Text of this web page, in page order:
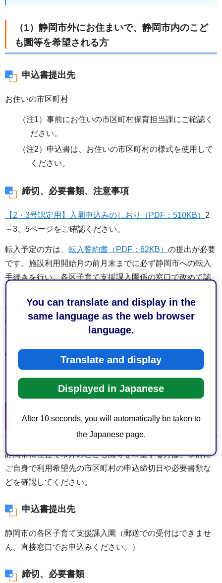
You can translate and display in the
same language as the web browser
language.
Translate and display
Displayed in Japanese
After 10 seconds, you will automatically be taken to
the Japanese page.
（1）静岡市外にお住まいで、静岡市内のこど
も園等を希望される方
申込書提出先
お住いの市区町村
（注1）事前にお住いの市区町村保育担当課にご確認く
ださい。
（注2）申込書は、お住いの市区町村の様式を使用して
ください。
締切、必要書類、注意事項
【2・3号認定用】入園申込みのしおり（PDF：510KB） 2
～3、5ページをご確認ください。
転入予定の方は、 転入誓約書（PDF：62KB） の提出が必要
です。施設利用開始月の前月末までに必ず静岡市への転入
手続きを行い、各区子育て支援課入園係の窓口で改めて認
者（静岡市に転入予定のある方）】教育・保育給付認定申
請書兼保育利用申込書（2・3号用）（PDF：393KB）
利用いただけます。
認定申請、利用申込み後に希望園を変更する場合は、
施設
（園）希望変更申立書（PDF：46KB） をご利用いただけま
す。
も園等を希望される方
静岡市に在住で市外のこども園等を希望する方は、事前に
ご自身で利用希望先の市区町村の申込締切日や必要書類な
どを確認してください。
申込書提出先
静岡市の各区子育て支援課入園（郵送での受付はできませ
ん。直接窓口でお申込みください。）
締切、必要書類